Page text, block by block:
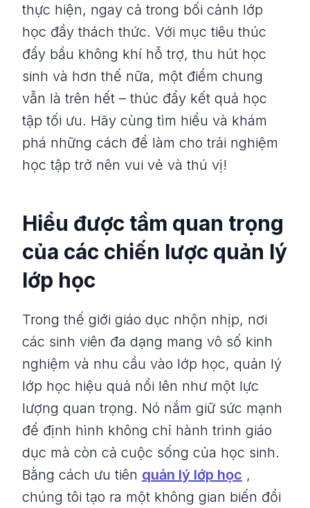
thực hiện, ngay cả trong bối cảnh lớp
học đầy thách thức. Với mục tiêu thúc
đẩy bầu không khí hỗ trợ, thu hút học
sinh và hơn thế nữa, một điểm chung
vẫn là trên hết – thúc đẩy kết quả học
tập tối ưu. Hãy cùng tìm hiểu và khám
phá những cách để làm cho trải nghiệm
học tập trở nên vui vẻ và thú vị!
Hiểu được tầm quan trọng
của các chiến lược quản lý
lớp học
Trong thế giới giáo dục nhộn nhịp, nơi
các sinh viên đa dạng mang vô số kinh
nghiệm và nhu cầu vào lớp học, quản lý
lớp học hiệu quả nổi lên như một lực
lượng quan trọng. Nó nắm giữ sức mạnh
để định hình không chỉ hành trình giáo
dục mà còn cả cuộc sống của học sinh.
Bằng cách ưu tiên quản lý lớp học ,
chúng tôi tạo ra một không gian biến đổi